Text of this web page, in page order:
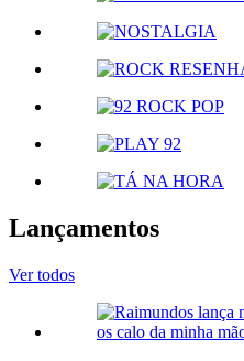
Lançamentos
Ver todos